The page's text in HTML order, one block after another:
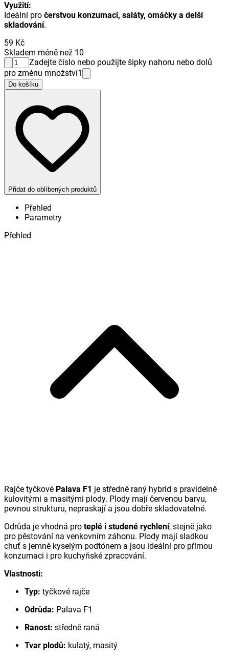
Využití:
Ideální pro čerstvou konzumaci, saláty, omáčky a delší
skladování.
59 Kč
Skladem méně než 10
Zadejte číslo nebo použijte šipky nahoru nebo dolů
pro změnu množství1
Do košíku
Přidat do oblíbených produktů
Přehled
Parametry
Přehled
Rajče tyčkové Palava F1 je středně raný hybrid s pravidelně
kulovitými a masitými plody. Plody mají červenou barvu,
pevnou strukturu, nepraskají a jsou dobře skladovatelné.
Odrůda je vhodná pro teplé i studené rychlení, stejně jako
pro pěstování na venkovním záhonu. Plody mají sladkou
chuť s jemně kyselým podtónem a jsou ideální pro přímou
konzumaci i pro kuchyňské zpracování.
Vlastnosti:
Typ: tyčkové rajče
Odrůda: Palava F1
Ranost: středně raná
Tvar plodů: kulatý, masitý